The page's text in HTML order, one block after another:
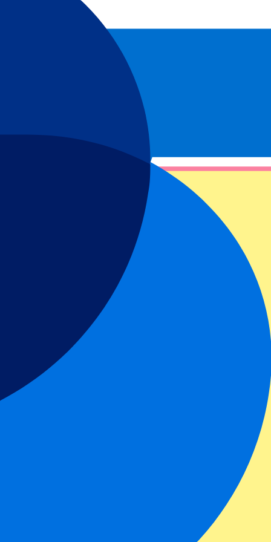
om
te ondersteunen in zijn nobele streven om
zich te ontwikkelen, zowel op het gebied van educatie als in
gemeenschap, een manier om mensen de middelen te geven om
steeds. Door het project te ondersteunen, kunnen we hen
uitdaging en ons in te zetten voor een goed doel naar keuze.
om een onvergetelijke ervaring te beleven. Daarom dragen we
een goed doel waar ons team aan bijdraagt, of het nu gaat om het